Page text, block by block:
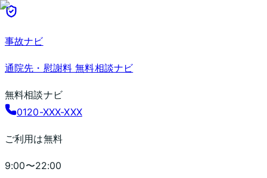
事故ナビ
通院先・慰謝料 無料相談ナビ
無料相談ナビ
0120-XXX-XXX
ご利用は無料
9:00〜22:00